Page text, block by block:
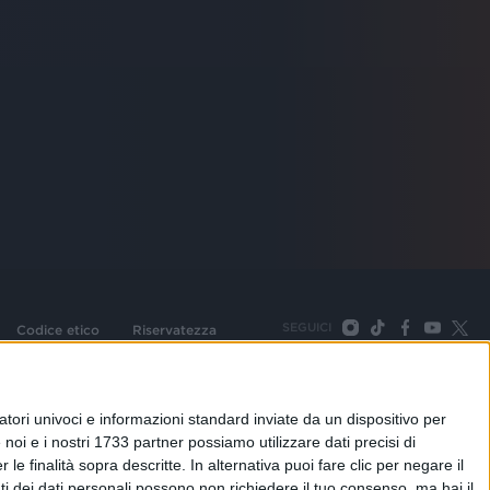
univoci e informazioni standard inviate da un dispositivo per
e i nostri 1733 partner possiamo utilizzare dati precisi di
le finalità sopra descritte. In alternativa puoi fare clic per negare il
Codice etico Riservatezza SEGUICI
Cologno Monzese (Mi) |Tel. +39 02 254441 | Fax +39 TORNA SU